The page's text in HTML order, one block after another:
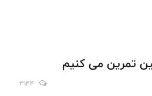
تمرین می کنیم
3144